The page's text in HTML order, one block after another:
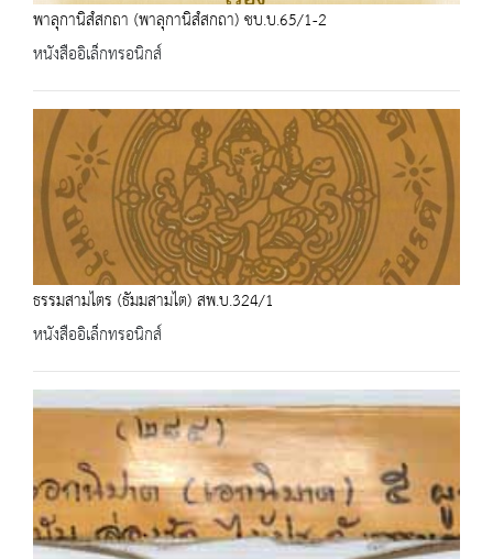
พาลุกานิสํสกถา (พาลุกานิสํสกถา) ชบ.บ.65/1-2
หนังสืออิเล็กทรอนิกส์
ธรรมสามไตร (ธัมมสามไต) สพ.บ.324/1
หนังสืออิเล็กทรอนิกส์